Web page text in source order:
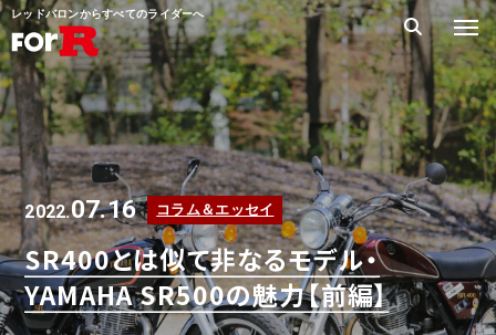
レッドバロンからすべてのライダーへ
2022.07.16 コラム＆エッセイ
SR400とは似て非なるモデル・
YAMAHA SR500の魅力【前編】